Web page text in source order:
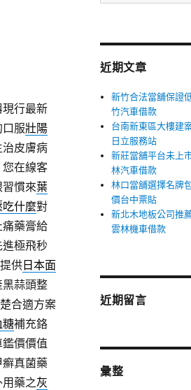
行最新
服壯陽
皮膚病
在線客
慣來葉
吃什麼對
藥膏給
極飛秒
供日本面
蒜頭整
合適方案
糖補充鉻
價價值
真菌藥
藥之灰
字:
近期文章
新竹合法當舖保證
竹汽車借款
台南新東區大樓建
日立服務站
新莊當舖平台未上
林汽車借款
林口當舖選擇名牌
價台中票貼
新北木地板公司推
雲林機車借款
近期留言
彙整